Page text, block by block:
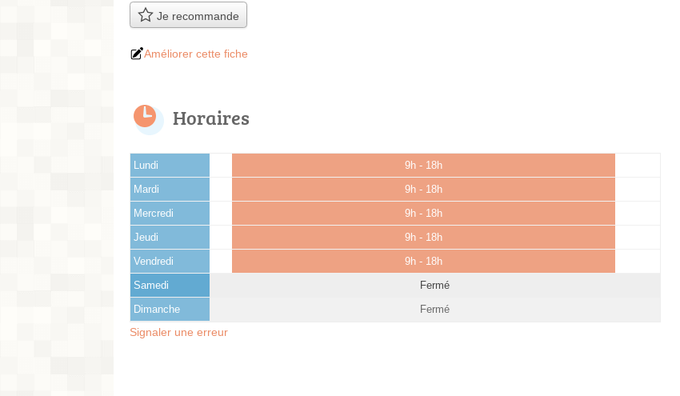
Je recommande
Améliorer cette fiche
Horaires
Lundi 9h - 18h
Mardi 9h - 18h
Mercredi 9h - 18h
Jeudi 9h - 18h
Vendredi 9h - 18h
Samedi Fermé
Dimanche Fermé
Signaler une erreur